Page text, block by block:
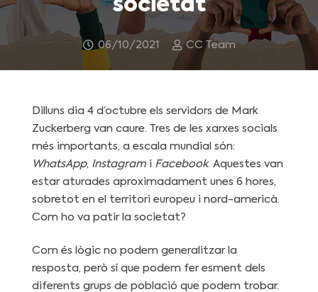
societat
06/10/2021 CC Team
Dilluns dia 4 d’octubre els servidors de Mark
Zuckerberg van caure. Tres de les xarxes socials
més importants, a escala mundial són:
WhatsApp, Instagram i Facebook. Aquestes van
estar aturades aproximadament unes 6 hores,
sobretot en el territori europeu i nord-americà.
Com ho va patir la societat?
Com és lògic no podem generalitzar la
resposta, però sí que podem fer esment dels
diferents grups de població que podem trobar.